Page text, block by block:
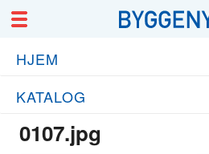
HJEM
KATALOG
0107.jpg